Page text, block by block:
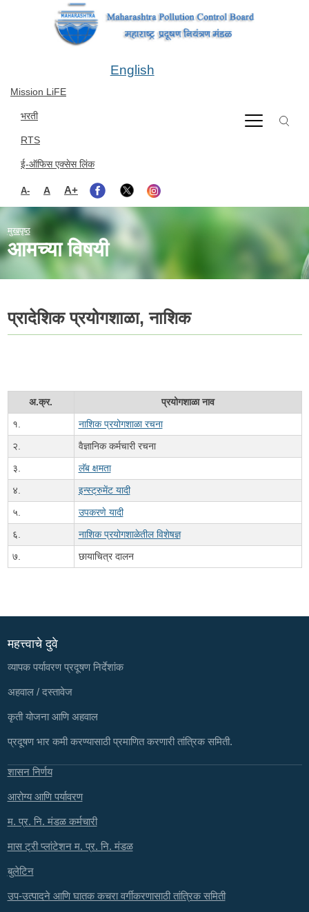
Mission LiFE
भरती
RTS
ई-ऑफिस एक्सेस लिंक
A- A A+
English
मुखपृष्ठ
आमच्या विषयी
प्रादेशिक प्रयोगशाळा, नाशिक
अ.क्र.
प्रयोगशाळा नाव
१.
नाशिक प्रयोगशाळा रचना
२.
वैज्ञानिक कर्मचारी रचना
३.
लॅब क्षमता
४.
इन्स्ट्रुमेंट यादी
५.
उपकरणे यादी
६.
नाशिक प्रयोगशाळेतील विशेषज्ञ
७.
छायाचित्र दालन
महत्त्वाचे दुवे
व्यापक पर्यावरण प्रदूषण निर्देशांक
अहवाल / दस्तावेज
कृती योजना आणि अहवाल
प्रदूषण भार कमी करण्यासाठी प्रमाणित करणारी तांत्रिक समिती.
शासन निर्णय
आरोग्य आणि पर्यावरण
म. प्र. नि. मंडळ कर्मचारी
मास ट्री प्लांटेशन म. प्र. नि. मंडळ
बुलेटिन
उप-उत्पादने आणि घातक कचरा वर्गीकरणासाठी तांत्रिक समिती